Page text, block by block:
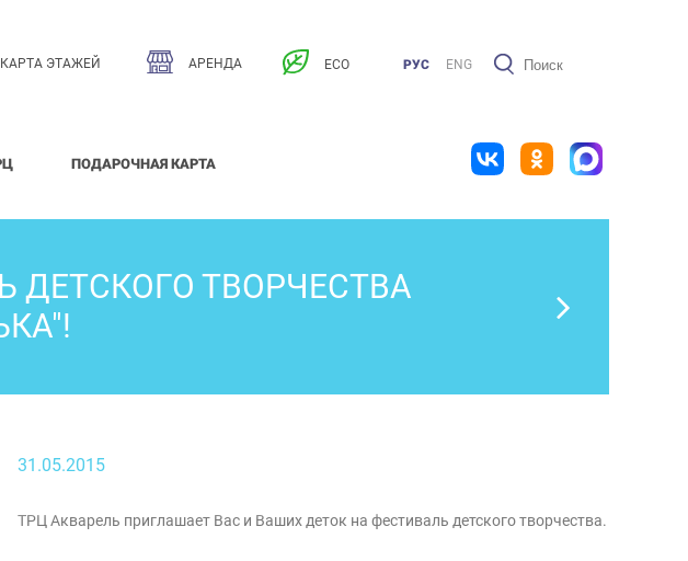
КАРТА ЭТАЖЕЙ АРЕНДА ECO РУС ENG
ПОДАРОЧНАЯ КАРТА
ДЕТСКОГО ТВОРЧЕСТВА
31.05.2015
ТРЦ Акварель приглашает Вас и Ваших деток на фестиваль детского творчества.